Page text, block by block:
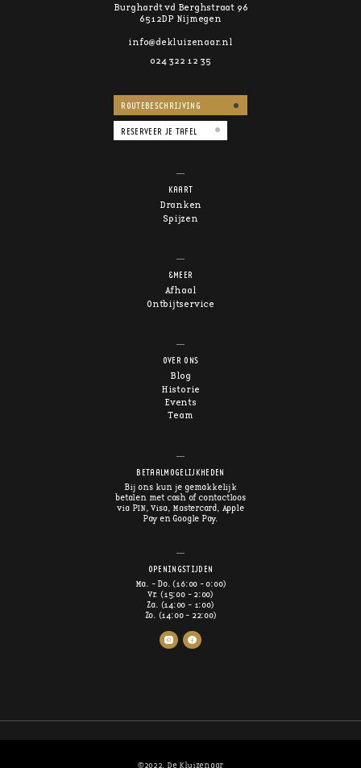
Burghardt vd Berghstraat 96
6512DP Nijmegen
info@dekluizenaar.nl
024 322 12 35
ROUTEBESCHRIJVING
RESERVEER JE TAFEL
KAART
Dranken
Spijzen
&MEER
Afhaal
Ontbijtservice
OVER ONS
Blog
Historie
Events
Team
BETAALMOGELIJKHEDEN
Bij ons kun je gemakkelijk
betalen met cash of contactloos
via PIN, Visa, Mastercard, Apple
Pay en Google Pay.
OPENINGSTIJDEN
Ma. - Do. (16:00 - 0:00)
Vr. (15:00 - 2:00)
Za. (14:00 - 1:00)
Zo. (14:00 - 22:00)
©2022. De Kluizenaar